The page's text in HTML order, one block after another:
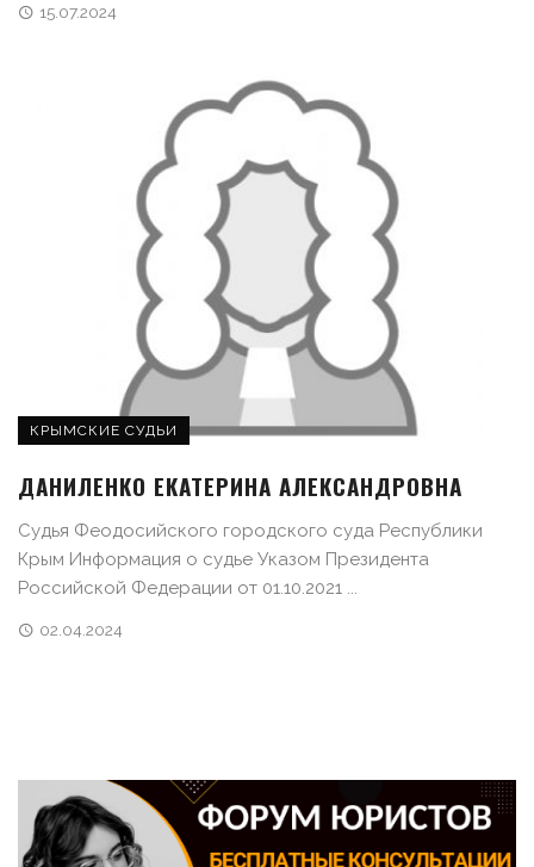
15.07.2024
КРЫМСКИЕ СУДЬИ
ДАНИЛЕНКО ЕКАТЕРИНА АЛЕКСАНДРОВНА
Судья Феодосийского городского суда Республики
Крым Информация о судье Указом Президента
Российской Федерации от 01.10.2021 ...
02.04.2024